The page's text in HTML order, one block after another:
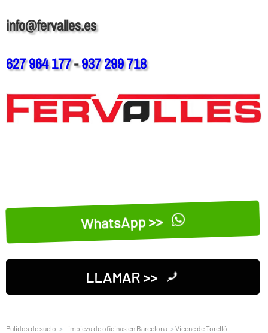
info@fervalles.es
627 964 177-937 299 718
WhatsApp >>
LLAMAR >>
Pulidos de suelo Limpieza de oficinas en Barcelona Vicenç de Torelló